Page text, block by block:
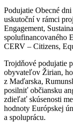
Podujatie Obecné
uskutoční v rámci
Engagement,
spolufinancovaného
CERV – Citizens,
Trojdňové podujatie
obyvateľov Žirian,
z Maďarska,
posilniť občiansku
zdieľať skúsenosti
hodnoty Európskej
a spoluprácu.